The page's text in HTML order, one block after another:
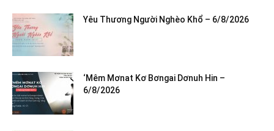
Yêu Thương Người Nghèo Khổ – 6/8/2026
‘Mêm Mơnat Kơ Bơngai Dơnuh Hin –
6/8/2026